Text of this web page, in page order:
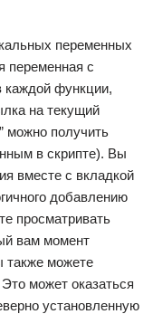
переменных
переменная с
каждой функции,
на текущий
можно получить
в скрипте). Вы
вместе с вкладкой
добавлению
просматривать
вам момент
также можете
может оказаться
установленную